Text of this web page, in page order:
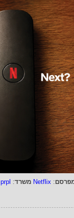
:
Netflix משרד:
prpl